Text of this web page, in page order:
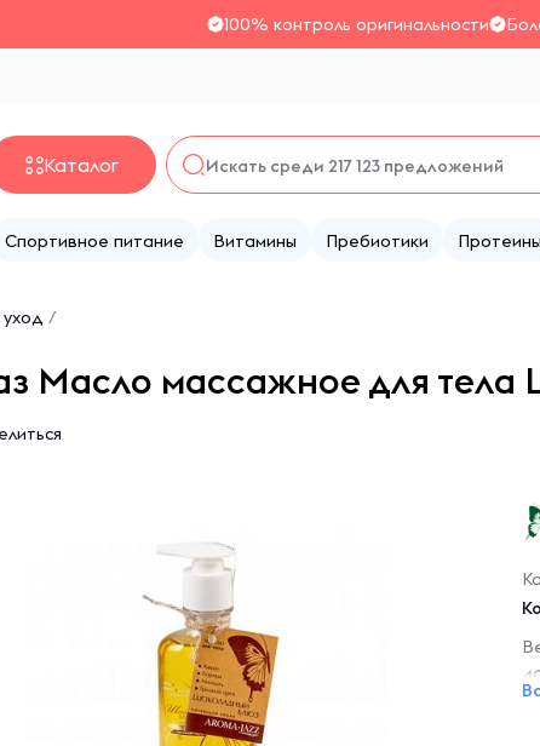
100% контроль оригинальности
Каталог
Спортивное питание Витамины Пребиотики Протеины
/
Масло массажное для тела